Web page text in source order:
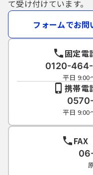
て受け付けています。
フォームでお問
固定電
0120-464-
平日 9:00
携帯電
平日 9:00
FAX